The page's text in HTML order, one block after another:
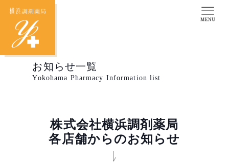
お知らせ一覧
Yokohama Pharmacy Information list
株式会社横浜調剤薬局
各店舗からのお知らせ